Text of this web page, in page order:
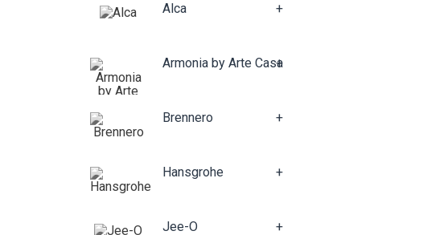
Alca +
Armonia by Arte Casa
+
Brennero +
Hansgrohe +
Jee-O +